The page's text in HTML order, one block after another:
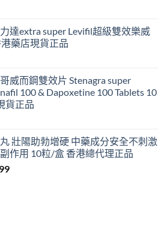
達extra super Levifil超級雙效樂威
藥店現貨正品
威而鋼雙效片 Stenagra super
100 & Dapoxetine 100 Tablets 10
貨正品
壯陽助勃增硬 中藥成分安全不刺激
作用 10粒/盒 香港總代理正品
Price